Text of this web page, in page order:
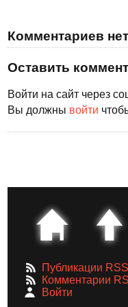
Комментариев
Оставить
Войти на сайт через
Вы должны войти
Публикации RSS
Комментарии
Войти